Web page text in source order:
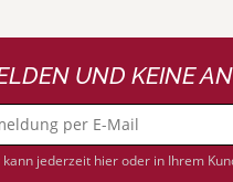
UND KEINE
jederzeit hier oder in Ihrem